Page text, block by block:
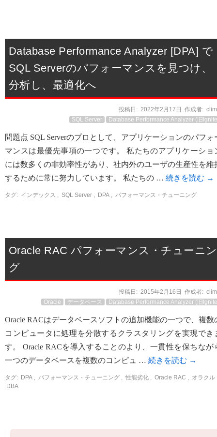
Database Performance Analyzer [DPA] で
SQL Serverのパフォーマンスを見つけ、
分析し、最適化へ
投稿日: 2022年2月17日 作成者:
SQL Server
Database Performance Analyzer (旧
問題点 SQL Serverのプロとして、アプリケーションのパフォ
マンスは最優先事項の一つです。 私たちのアプリケーショ
には数多くの非効率性があり、社内外のユーザの生産性を維
するために常に努力しています。 私たちの … 続きを読む →
タグ: インデックス , SQL Server , DPA , パフォーマンス・チューニング
Oracle RAC パフォーマンス・チューニン
グ
投稿日: 2015年2月16日 作成者:
Oracle
データベース Database Performance Analyzer (旧
Oracle RACはデータベースソフトの追加機能の一つで、複数
コンピュータに処理を分散するクラスタリングを実現でき
す。 Oracle RACを導入することのより、一貫性を保ちなが
一つのデータベースを複数のコンピュ … 続きを読む →
タグ: DPA , パフォーマンス・チューニング , 性能劣化 , Oracle RAC , オラクル
DBA